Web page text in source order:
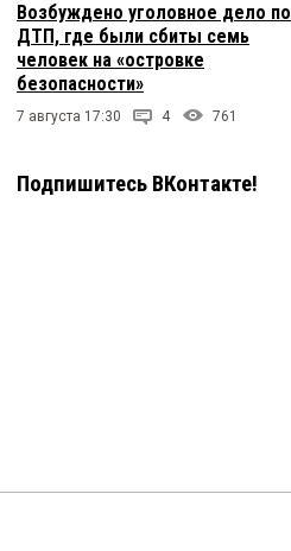
Возбуждено уголовное дело по
ДТП, где были сбиты семь
человек на «островке
безопасности»
7 августа 17:30 4 761
Подпишитесь ВКонтакте!